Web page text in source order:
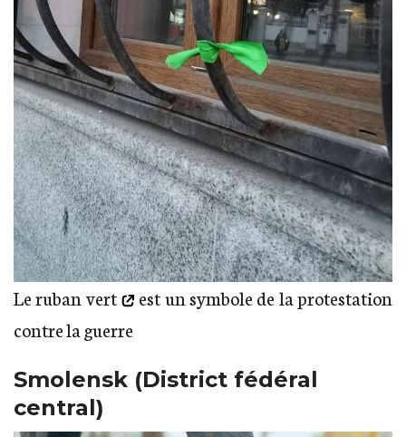
Le ruban vert
est un symbole de la protestation
contre la guerre
Smolensk (District fédéral
central)